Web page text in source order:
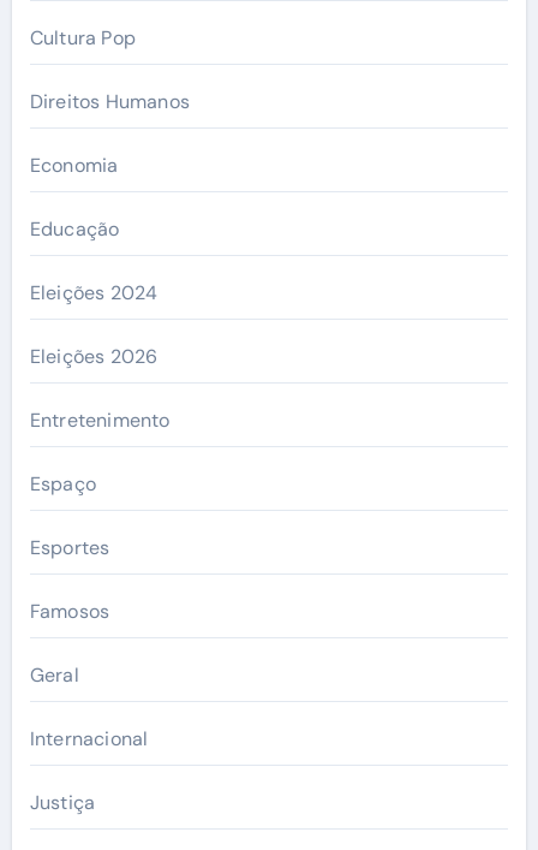
Cultura Pop
Direitos Humanos
Economia
Educação
Eleições 2024
Eleições 2026
Entretenimento
Espaço
Esportes
Famosos
Geral
Internacional
Justiça